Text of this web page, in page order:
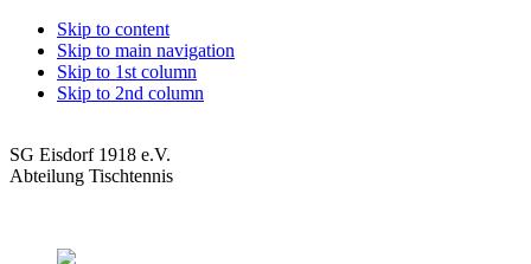
Skip to content
Skip to main navigation
Skip to 1st column
Skip to 2nd column
SG Eisdorf 1918 e.V.
Abteilung Tischtennis